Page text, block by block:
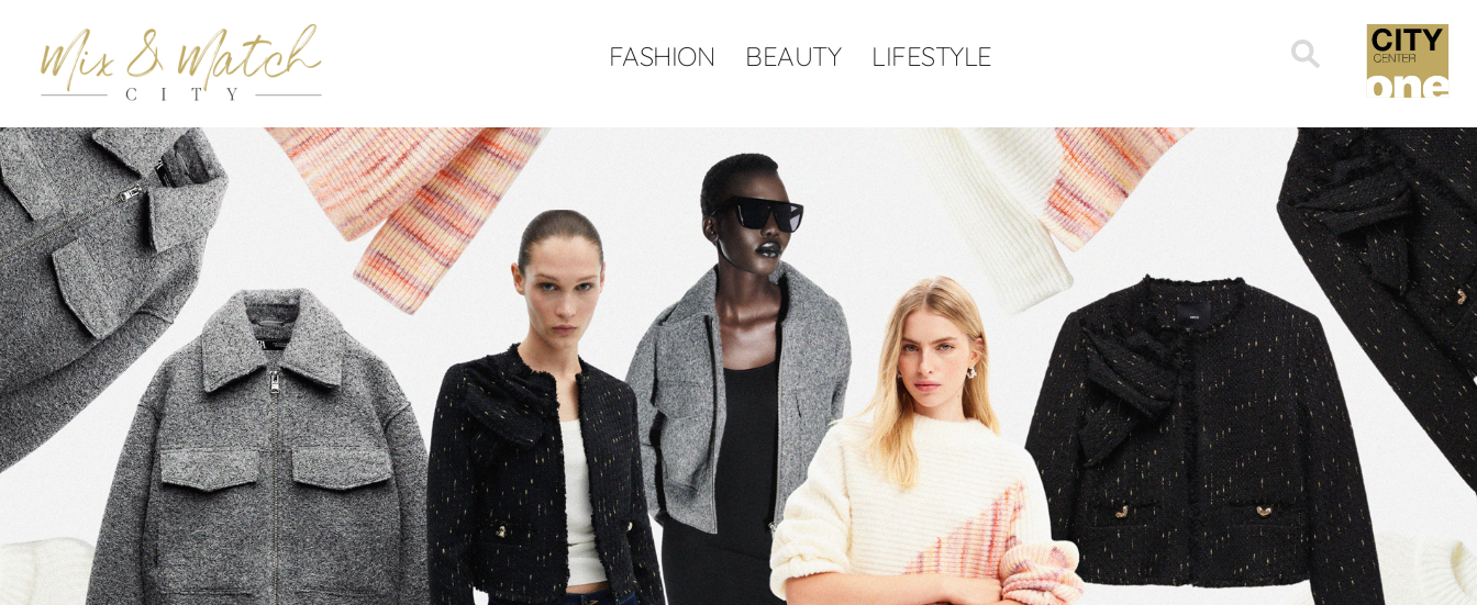
Search
for:
FASHION BEAUTY LIFESTYLE